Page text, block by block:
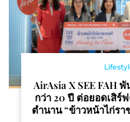
AirAsia X SEE FAH
กว่า 20 ปี ต่อยอดเสิร์
ตำนาน “ข้าวหน้าไก่ร